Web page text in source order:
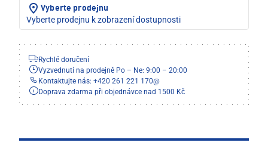
Vyberte prodejnu
Vyberte prodejnu k zobrazení dostupnosti
Rychlé doručení
Vyzvednutí na prodejně Po – Ne: 9:00 – 20:00
Kontaktujte nás: +420 261 221 170@
Doprava zdarma při objednávce nad 1500 Kč